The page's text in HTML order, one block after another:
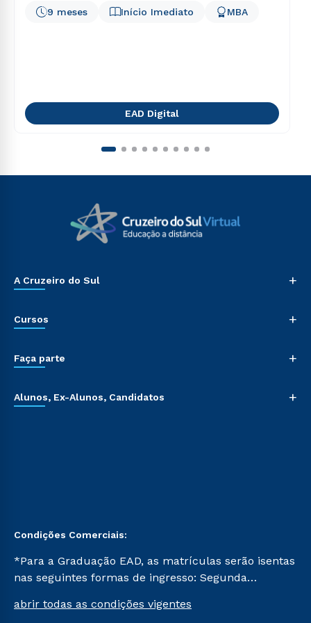
Início Imediato
9 meses MBA
EAD Digital
A Cruzeiro do Sul +
Cursos +
Faça parte +
Alunos, Ex-Alunos, Candidatos +
Condições Comerciais:
*Para a Graduação EAD, as matrículas serão isentas
nas seguintes formas de ingresso: Segunda
Já para as demais, a taxa de matrícula será de R$
abrir todas as condições vigentes